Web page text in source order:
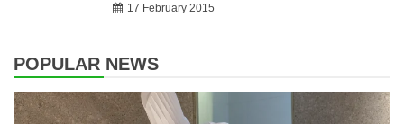
17 February 2015
POPULAR NEWS